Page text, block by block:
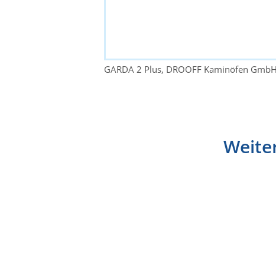
GARDA 2 Plus, DROOFF Kaminöfen